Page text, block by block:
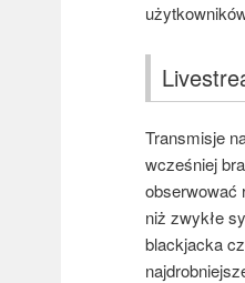
Transmisje
wcześniej
obserwować
niż zwykłe
blackjacka